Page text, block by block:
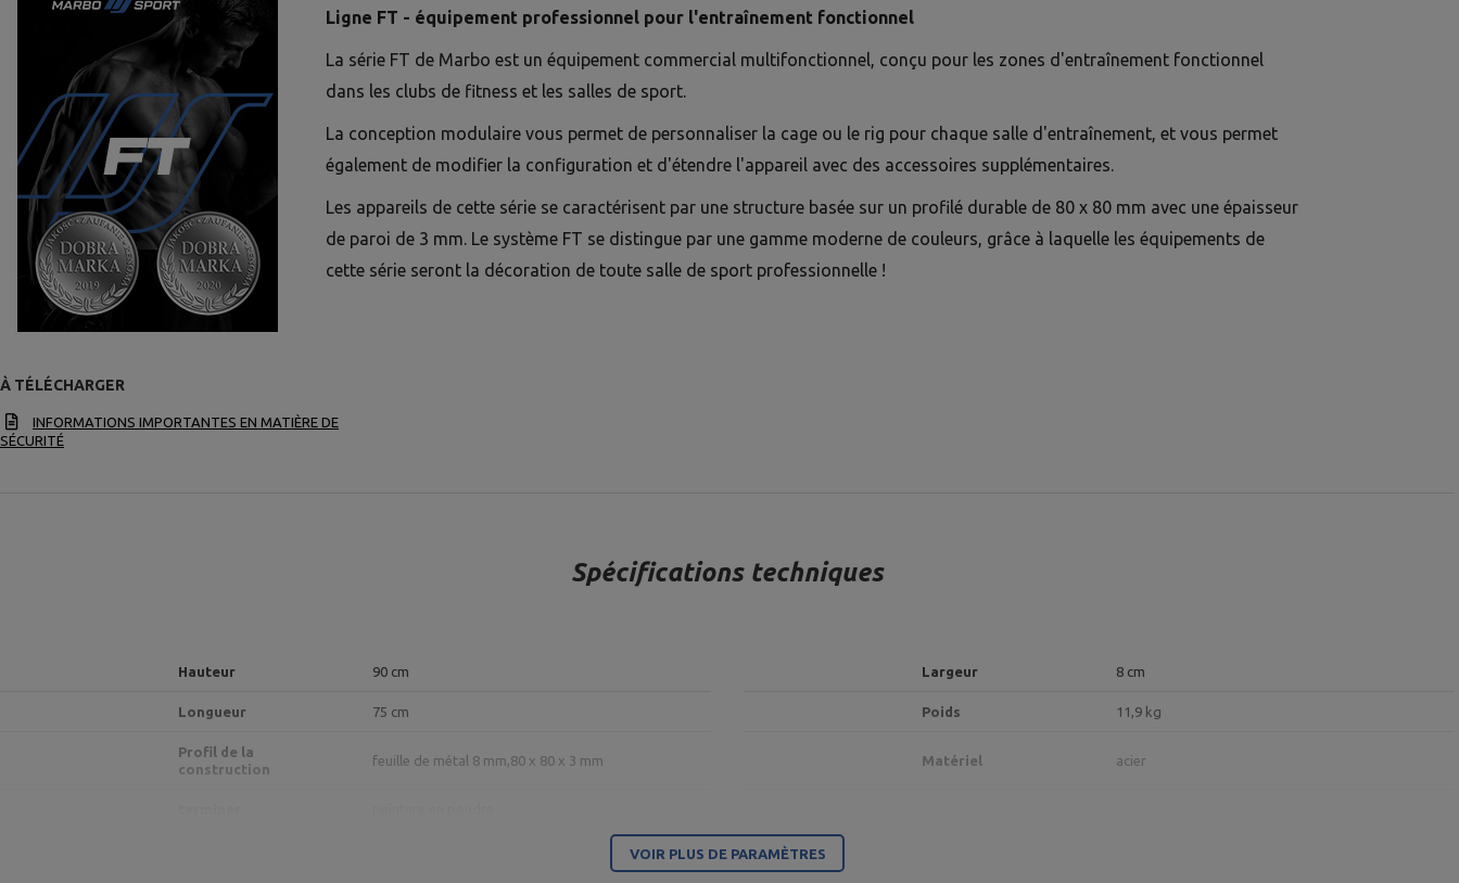
Ligne FT - équipement professionnel pour l'entraînement fonctionnel
La série FT de Marbo est un équipement commercial multifonctionnel, conçu pour les zones d'entraînement fonctionnel
dans les clubs de fitness et les salles de sport.
La conception modulaire vous permet de personnaliser la cage ou le rig pour chaque salle d'entraînement, et vous permet
également de modifier la configuration et d'étendre l'appareil avec des accessoires supplémentaires.
Les appareils de cette série se caractérisent par une structure basée sur un profilé durable de 80 x 80 mm avec une épaisseur
de paroi de 3 mm. Le système FT se distingue par une gamme moderne de couleurs, grâce à laquelle les équipements de
cette série seront la décoration de toute salle de sport professionnelle !
À TÉLÉCHARGER
INFORMATIONS IMPORTANTES EN MATIÈRE DE
SÉCURITÉ
Spécifications techniques
Hauteur 90 cm Largeur 8 cm
Longueur 75 cm Poids 11,9 kg
Profil de la
construction
feuille de métal 8 mm,80 x 80 x 3 mm Matériel acier
VOIR PLUS DE PARAMÈTRES